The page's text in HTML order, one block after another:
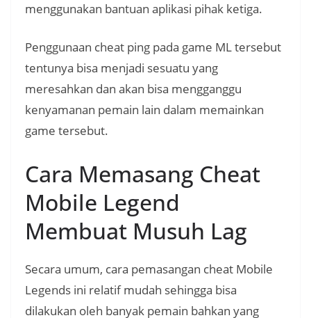
menggunakan bantuan aplikasi pihak ketiga.
Penggunaan cheat ping pada game ML tersebut
tentunya bisa menjadi sesuatu yang
meresahkan dan akan bisa mengganggu
kenyamanan pemain lain dalam memainkan
game tersebut.
Cara Memasang Cheat
Mobile Legend
Membuat Musuh Lag
Secara umum, cara pemasangan cheat Mobile
Legends ini relatif mudah sehingga bisa
dilakukan oleh banyak pemain bahkan yang